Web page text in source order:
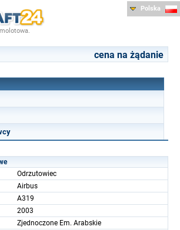
Polska
cena na żądanie
Odrzutowiec
Airbus
A319
2003
Zjednoczone Em. Arabskie